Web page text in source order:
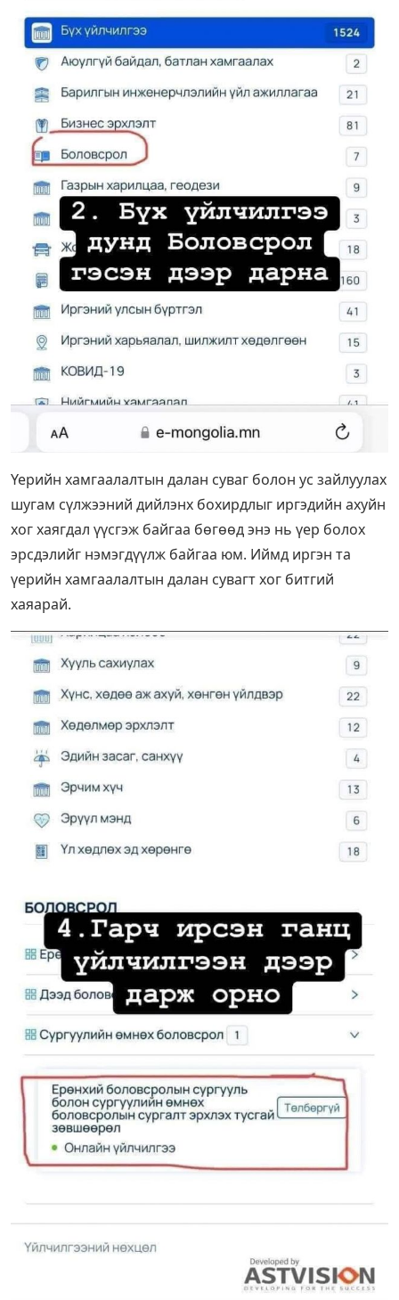
Үерийн хамгаалалтын далан суваг болон ус зайлуулах
шугам сүлжээний дийлэнх бохирдлыг иргэдийн ахуйн
хог хаягдал үүсгэж байгаа бөгөөд энэ нь үер болох
эрсдэлийг нэмэгдүүлж байгаа юм. Иймд иргэн та
үерийн хамгаалалтын далан сувагт хог битгий
хаяарай.